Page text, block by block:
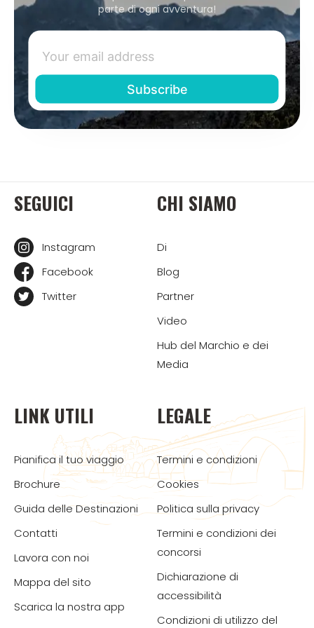
parte di ogni avventura!
SEGUICI
Instagram
Facebook
Twitter
CHI SIAMO
Di
Blog
Partner
Video
Hub del Marchio e dei
Media
LINK UTILI
Pianifica il tuo viaggio
Brochure
Guida delle Destinazioni
Contatti
Lavora con noi
Mappa del sito
Scarica la nostra app
LEGALE
Termini e condizioni
Cookies
Politica sulla privacy
Termini e condizioni dei
concorsi
Dichiarazione di
accessibilità
Condizioni di utilizzo del